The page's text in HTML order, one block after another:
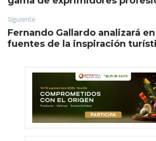
Siguiente
Fernando Gallardo analizará
fuentes de la inspiración